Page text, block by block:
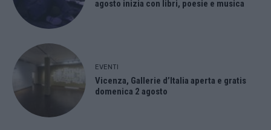
agosto inizia con libri, poesie e musica
EVENTI
Vicenza, Gallerie d’Italia aperta e gratis
domenica 2 agosto